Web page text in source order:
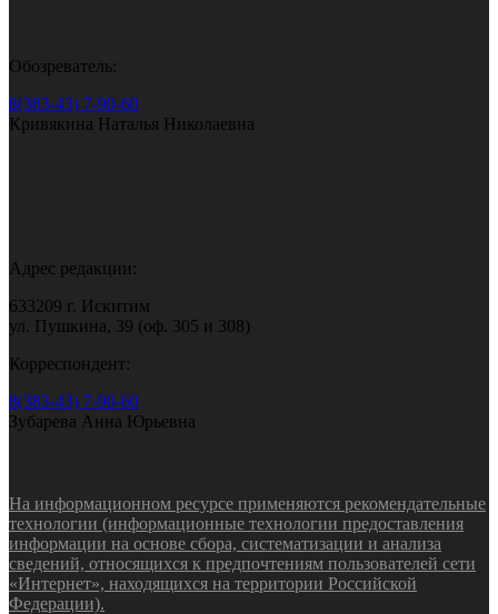
Обозреватель:
8(383-43) 7-90-60
Кривякина Наталья Николаевна
Адрес редакции:
633209 г. Искитим
ул. Пушкина, 39 (оф. 305 и 308)
Корреспондент:
8(383-43) 7-90-60
Зубарева Анна Юрьевна
На информационном ресурсе применяются рекомендательные
технологии (информационные технологии предоставления
информации на основе сбора, систематизации и анализа
сведений, относящихся к предпочтениям пользователей сети
«Интернет», находящихся на территории Российской
Федерации).